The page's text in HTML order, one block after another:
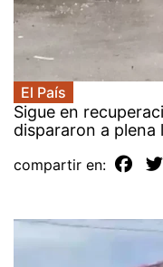
El País
Sigue en
dispararon a plena
compartir en: